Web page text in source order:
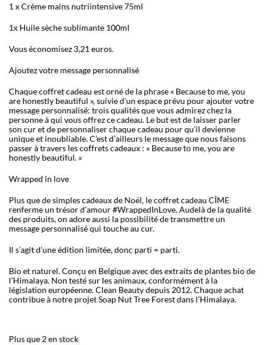
1 x Crème mains nutriintensive 75ml
1x Huile sèche sublimante 100ml
Vous économisez 3,21 euros.
Ajoutez votre message personnalisé
Chaque coffret cadeau est orné de la phrase « Because to me, you
are honestly beautiful », suivie d’un espace prévu pour ajouter votre
message personnalisé: trois qualités que vous admirez chez la
personne à qui vous offrez ce cadeau. Le but est de laisser parler
son cur et de personnaliser chaque cadeau pour qu’il devienne
unique et inoubliable. C’est d’ailleurs le message que nous faisons
passerà travers les coffrets cadeaux : « Because to me, you are
honestly beautiful. »
Wrapped in love
Plus que de simples cadeaux de Noël, le coffret cadeau CÎME
renferme un trésor d’amour #WrappedInLove. Audelà de la qualité
des produits, on adore aussi la possibilité de transmettre un
message personnalisé qui touche au cur.
Il s’agit d’uneédition limitée, donc parti = parti.
Bio et naturel. Conçu en Belgique avec des extraits de plantes bio de
l’Himalaya. Non testé sur les animaux, conformément à la
législation européenne. Clean Beauty depuis 2012. Chaque achat
contribue à notre projet Soap Nut Tree Forest dans l’Himalaya.
Plus que 2 en stock